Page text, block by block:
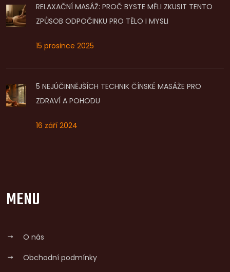
RELAXAČNÍ MASÁŽ: PROČ BYSTE MĚLI ZKUSIT TENTO
ZPŮSOB ODPOČINKU PRO TĚLO I MYSLI
15 prosince 2025
5 NEJÚČINNĚJŠÍCH TECHNIK ČÍNSKÉ MASÁŽE PRO
ZDRAVÍ A POHODU
16 září 2024
MENU
O nás
Obchodní podmínky